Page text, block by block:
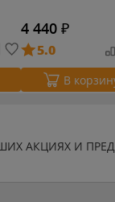
4 440 ₽
5.0
В
АКЦИЯХ И